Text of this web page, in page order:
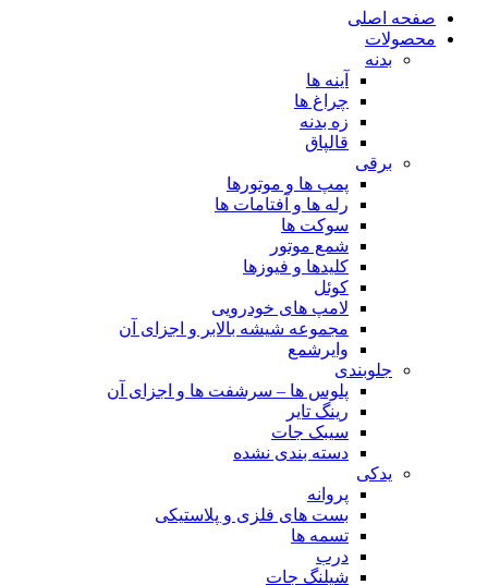
صفحه اصلی
محصولات
بدنه
آینه ها
چراغ ها
زه بدنه
قالپاق
برقی
پمپ ها و موتورها
رله ها و آفتامات ها
سوکت ها
شمع موتور
کلیدها و فیوزها
کوئل
لامپ های خودرویی
مجموعه شیشه بالابر و اجزای آن
وایرشمع
جلوبندی
پلوس ها – سرشفت ها و اجزای آن
رینگ تایر
سیبک جات
دسته بندی نشده
یدکی
پروانه
بست های فلزی و پلاستیکی
تسمه ها
درب
شیلنگ جات